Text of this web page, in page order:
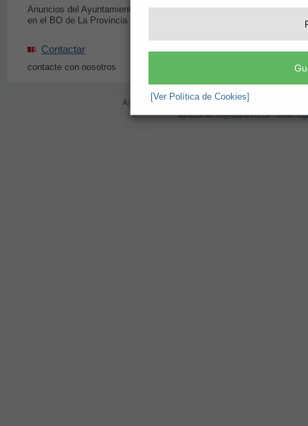
[Ver Política de Cookies]
Anuncios del Ayuntamiento de Bayárcal
en el BO de La Provincia
Información de los
Contactar
contacte con nosotros
Ayuntamiento de Bayárcal (CIF: P-0402000-D)
ayuntamiento@bayarcal.es-aviso